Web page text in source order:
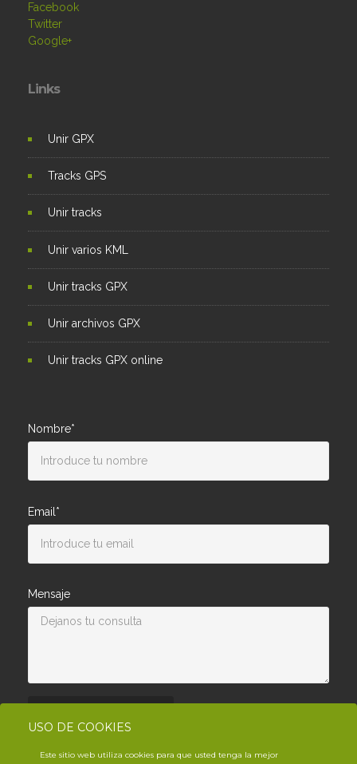
USO DE COOKIES
Este sitio web utiliza cookies para que usted tenga la mejor
Facebook
Twitter
Google+
Links
Unir GPX
Tracks GPS
Unir tracks
Unir varios KML
Unir tracks GPX
Unir archivos GPX
Unir tracks GPX online
Nombre*
Email*
Mensaje